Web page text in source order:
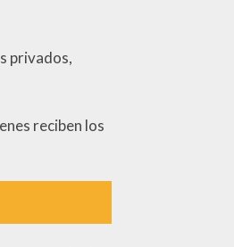
privados,
reciben los